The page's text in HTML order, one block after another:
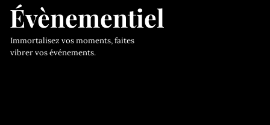
Évènementiel
Immortalisez vos moments, faites
vibrer vos événements.